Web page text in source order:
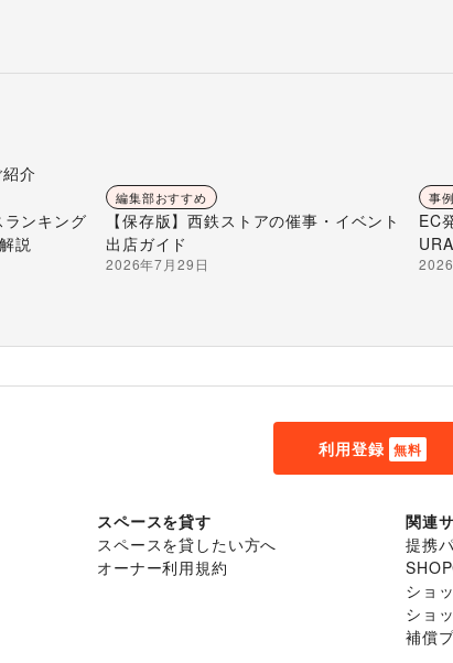
介
ランキング
説
編集部おすすめ
【保存版】西鉄ストアの催事・イベント
出店ガイド
2026年7月29日
事
EC
で
利用登録 無料
スペースを貸す
スペースを貸したい方へ
オーナー利用規約
関連
提携
ショ
ショ
補償